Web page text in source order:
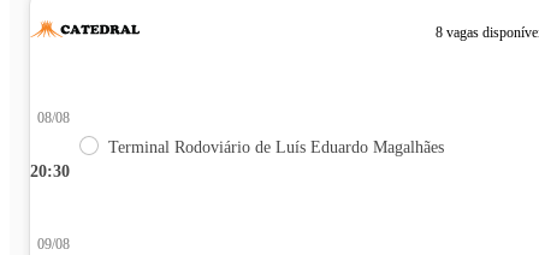
8 vagas
20:30
08/08
Terminal Rodoviário de Luís Eduardo Magalhães
09/08